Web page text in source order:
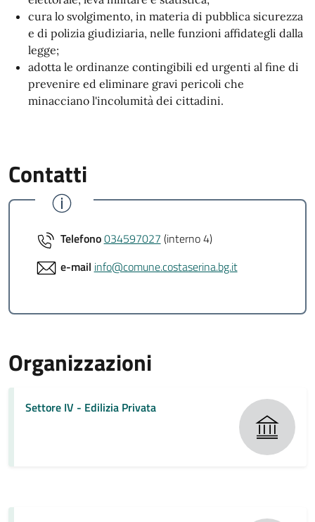
cura lo svolgimento, in materia di pubblica sicurezza
e di polizia giudiziaria, nelle funzioni affidategli dalla
legge;
adotta le ordinanze contingibili ed urgenti al fine di
prevenire ed eliminare gravi pericoli che
minacciano l'incolumità dei cittadini.
Contatti
Telefono034597027 (interno 4)
e-mail info@comune.costaserina.bg.it
Organizzazioni
Settore IV - Edilizia Privata